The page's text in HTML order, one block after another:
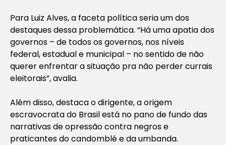
Para Luiz Alves, a faceta política seria um dos
destaques dessa problemática. “Há uma apatia dos
governos – de todos os governos, nos níveis
federal, estadual e municipal – no sentido de não
querer enfrentar a situação pra não perder currais
eleitorais”, avalia.
Além disso, destaca o dirigente, a origem
escravocrata do Brasil está no pano de fundo das
narrativas de opressão contra negros e
praticantes do candomblé e da umbanda.